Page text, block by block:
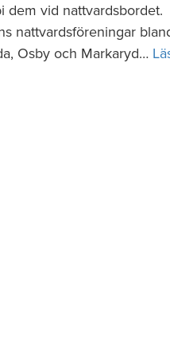
dem vid nattvardsbordet.
nattvardsföreningar
Osby och Markaryd…